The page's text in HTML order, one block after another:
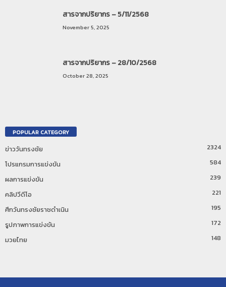
สารจากปริยากร – 5/11/2568
November 5, 2025
สารจากปริยากร – 28/10/2568
October 28, 2025
POPULAR CATEGORY
ข่าววันทรงชัย
2324
โปรแกรมการแข่งขัน
584
ผลการแข่งขัน
239
คลิปวีดีโอ
221
ศึกวันทรงชัยราชดำเนิน
195
รูปภาพการแข่งขัน
172
มวยไทย
148